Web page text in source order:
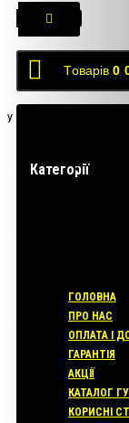
Tоварів 0
У кошику порожньо!
Категорії
ГОЛОВНА
ПРО НАС
ОПЛАТА І
ГАРАНТІЯ
АКЦІЇ
КАТАЛОГ
КОРИСНІ